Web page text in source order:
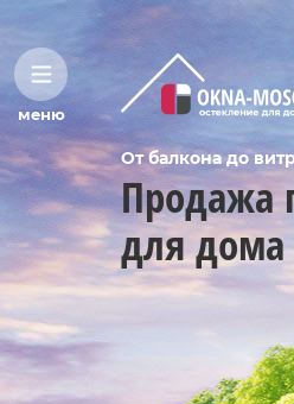
меню
От балкона до
Продажа
для